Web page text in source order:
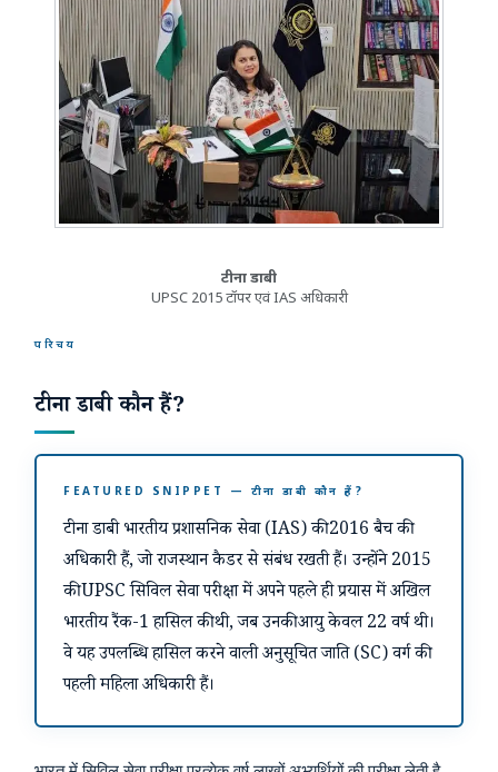
टीना डाबी
UPSC 2015 टॉपर एवं IAS अधिकारी
परिचय
टीना डाबी कौन हैं?
FEATURED SNIPPET — टीना डाबी कौन हैं?
टीना डाबी भारतीय प्रशासनिक सेवा (IAS) की 2016 बैच की
अधिकारी हैं, जो राजस्थान कैडर से संबंध रखती हैं। उन्होंने 2015
की UPSC सिविल सेवा परीक्षा में अपने पहले ही प्रयास में अखिल
भारतीय रैंक-1 हासिल की थी, जब उनकी आयु केवल 22 वर्ष थी।
वे यह उपलब्धि हासिल करने वाली अनुसूचित जाति (SC) वर्ग की
पहली महिला अधिकारी हैं।